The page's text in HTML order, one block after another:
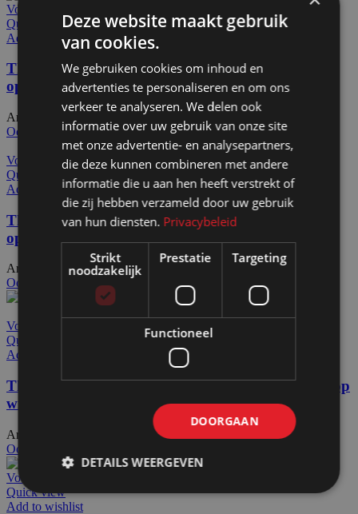
Voeg toe aan offerteaanvraag
Quick view
Add to wishlist
Themawand gefeliciteerd HxB228x193cm 1-zijdig
op voeten, volledig demontabel
Artikelnummer: 150503 621,00
Ook te huur
Voeg toe aan offerteaanvraag
Quick view
Add to wishlist
Themawand gefeliciteerd HxB228x193cm 2-zijdig
op voeten, volledig demontabel
Artikelnummer: 150504€807,00
Ook te huur
Voeg toe aan offerteaanvraag
Quick view
Add to wishlist
Themawand rendiermos HxB235x193cm 2-zijdig op
wielen, volledig demontabel
Artikelnummer: 150110 855,00
Ook te huur
Voeg toe aan offerteaanvraag
Quick view
Add to wishlist
Deze website maakt gebruik
van cookies.
We gebruiken cookies om inhoud en
advertenties te personaliseren en om ons
verkeer te analyseren. We delen ook
informatie over uw gebruik van onze site
met onze advertentie- en analysepartners,
die deze kunnen combineren met andere
informatie die u aan hen heeft verstrekt of
die zij hebben verzameld door uw gebruik
van hun diensten. Privacybeleid
Strikt
noodzakelijk
Prestatie Targeting
Functioneel
DOORGAAN
DETAILS WEERGEVEN